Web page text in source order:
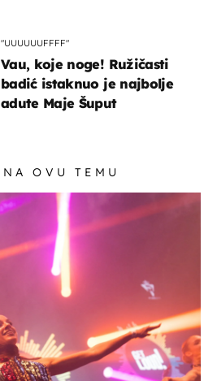
"UUUUUUFFFF"
Vau, koje noge! Ružičasti
badić istaknuo je najbolje
adute Maje Šuput
NA OVU TEMU